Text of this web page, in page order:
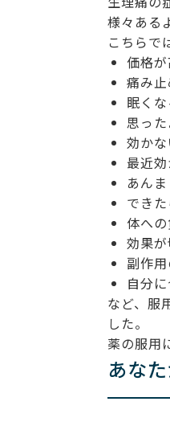
様々ある
こちらで
価格
痛み
眠くな
思っ
効か
最近
あん
でき
体へ
効果
副作
自分
など、服
した。
薬の服用
あな